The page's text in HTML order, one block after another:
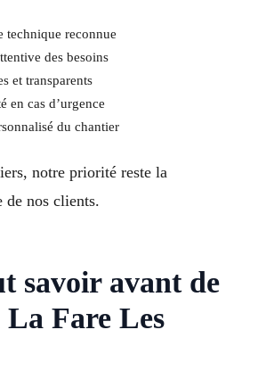
technique reconnue
des besoins
et transparents
en cas d’urgence
du chantier
notre priorité reste la
de nos clients.
savoir avant de
La Fare Les